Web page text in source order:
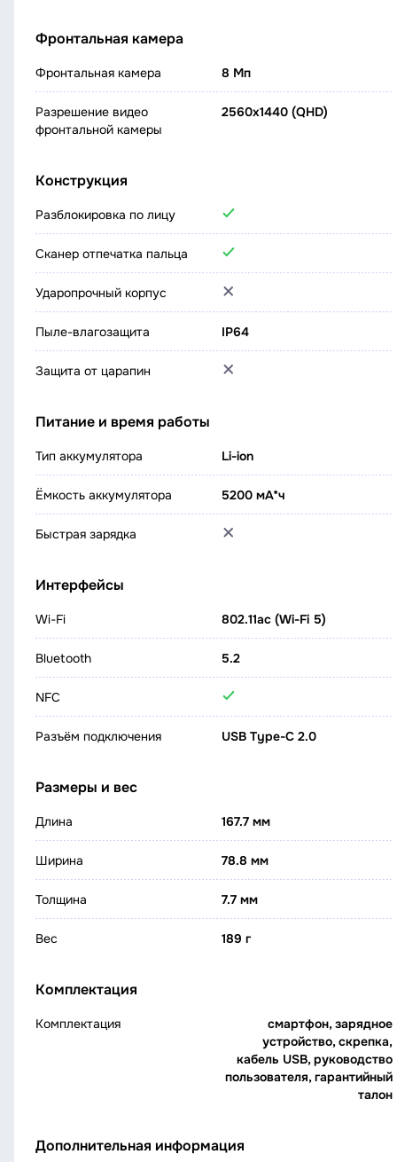
Фронтальная камера
Фронтальная камера 8 Мп
Разрешение видео
фронтальной камеры
2560x1440 (QHD)
Конструкция
Разблокировка по лицу
Сканер отпечатка пальца
Ударопрочный корпус
Пыле-влагозащита IP64
Защита от царапин
Питание и время работы
Тип аккумулятора Li-ion
Ёмкость аккумулятора 5200 мА*ч
Быстрая зарядка
Интерфейсы
Wi-Fi 802.11ac (Wi-Fi 5)
Bluetooth 5.2
NFC
Разъём подключения USB Type-C 2.0
Размеры и вес
Длина 167.7 мм
Ширина 78.8 мм
Толщина 7.7 мм
Вес 189 г
Комплектация
Комплектация
смартфон, зарядное
устройство, скрепка,
кабель USB, руководство
пользователя, гарантийный
талон
Дополнительная информация